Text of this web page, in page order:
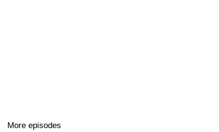
More episodes